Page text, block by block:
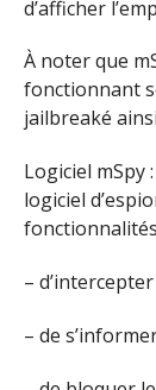
d’afficher
À noter que
fonctionnant
jailbreaké
Logiciel mSpy
logiciel
–
– de